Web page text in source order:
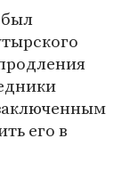
его в